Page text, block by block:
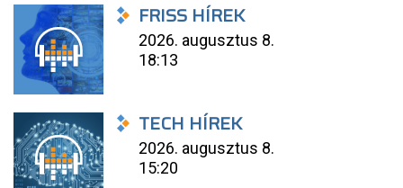
FRISS HÍREK
2026. augusztus 8.
18:13
TECH HÍREK
2026. augusztus 8.
15:20